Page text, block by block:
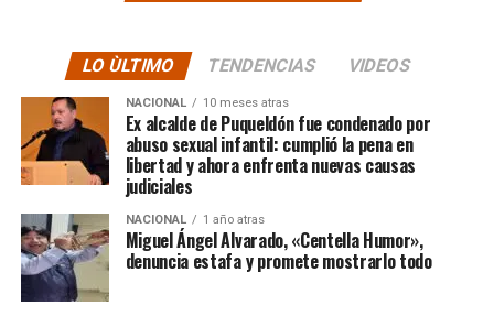
LO ÙLTIMO TENDENCIAS VIDEOS
NACIONAL 10 meses atras
Ex alcalde de Puqueldón fue condenado por
abuso sexual infantil: cumplió la pena en
libertad y ahora enfrenta nuevas causas
judiciales
NACIONAL 1 año atras
Miguel Ángel Alvarado, «Centella Humor»,
denuncia estafa y promete mostrarlo todo